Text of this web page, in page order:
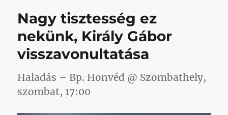
Nagy tisztesség ez
nekünk, Király Gábor
visszavonultatása
Haladás – Bp. Honvéd @ Szombathely,
szombat, 17:00